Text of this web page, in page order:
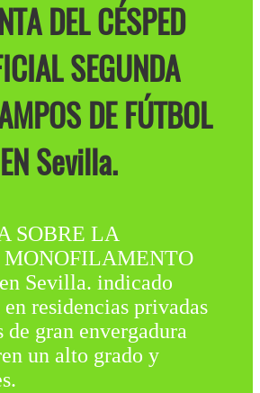
DEL CÉSPED
SEGUNDA
DE FÚTBOL
EN Sevilla.
SOBRE LA
Sevilla. indicado
en residencias privadas
de gran envergadura
un alto grado y